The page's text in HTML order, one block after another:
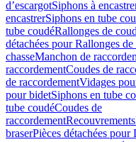
d’escargotSiphons à
encastrerSiphons en tube
tube coudéRallonges de
détachées pour Rallonges
chasseManchon de
raccordementCoudes de
de raccordementVidages
pour bidetSiphons en tube
tube coudéCoudes de
raccordementRecouvrements
braserPièces détachées pour